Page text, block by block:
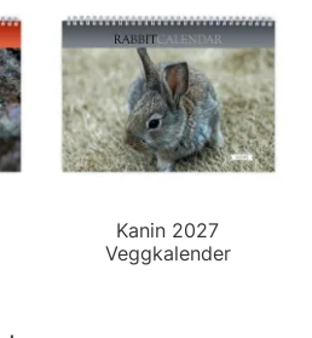
Kanin 2027
Veggkalender